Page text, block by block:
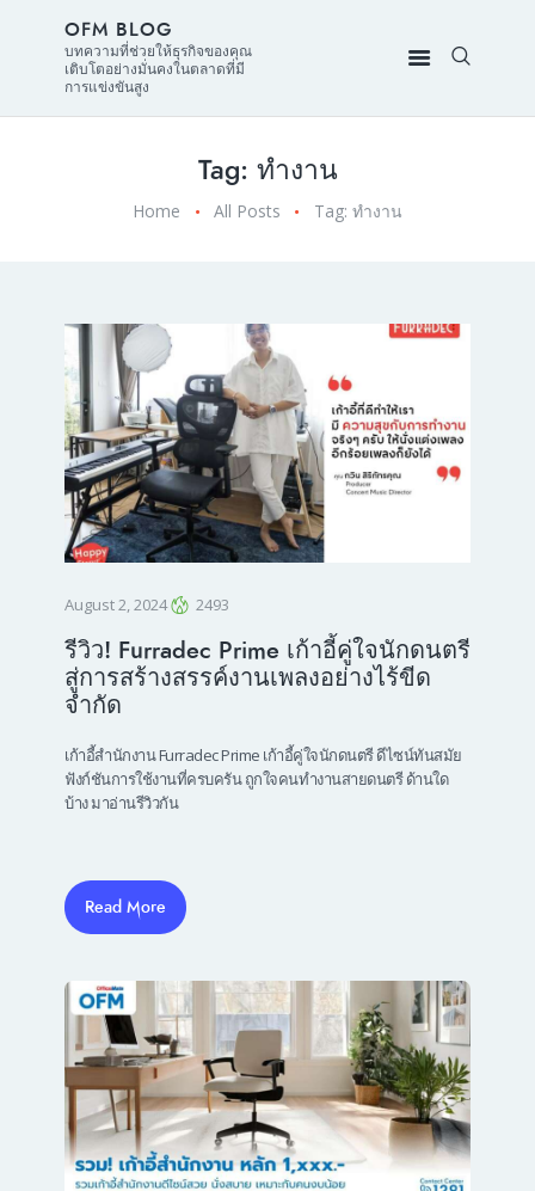
OFM BLOG
บทความที่ช่วยให้ธุรกิจของคุณ
เติบโตอย่างมั่นคงในตลาดที่มี
การแข่งขันสูง
Tag: ทำงาน
Home All Posts Tag: ทำงาน
August 2, 2024 2493
รีวิว! Furradec Prime เก้าอี้คู่ใจนักดนตรี
สู่การสร้างสรรค์งานเพลงอย่างไร้ขีด
จำกัด
เก้าอี้สำนักงาน Furradec Prime เก้าอี้คู่ใจนักดนตรี ดีไซน์ทันสมัย
ฟังก์ชันการใช้งานที่ครบครัน ถูกใจคนทำงานสายดนตรี ด้านใด
บ้าง มาอ่านรีวิวกัน
Read More